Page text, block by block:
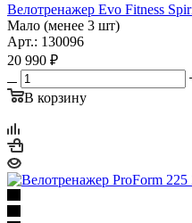
Велотренажер Evo Fitness
Мало (менее 3 шт)
Арт.: 130096
20 990 ₽
В корзину